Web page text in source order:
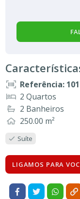
Referência:
2 Quartos
2 Banheiros
250.00 m²
Suíte
LIGAMOS PARA